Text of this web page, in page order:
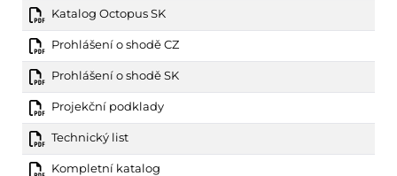
Katalog Octopus SK
Prohlášení o shodě CZ
Prohlášení o shodě SK
Projekční podklady
Technický list
Kompletní katalog